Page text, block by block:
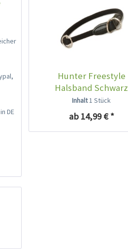
DE
Hunter Freestyle
Halsband Schwarz
Inhalt1 Stück
ab 14,99 € *